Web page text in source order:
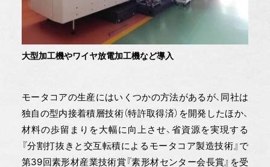
大型加工機やワイヤ放電加工機など導入
モータコアの生産にはいくつかの方法があるが、同社は
独自の型内接着積層技術（特許取得済）を開発したほか、
材料の歩留まりを大幅に向上させ、省資源を実現する
『分割打抜きと交互転積によるモータコア製造技術』で
第39回素形材産業技術賞『素形材センター会長賞』を受